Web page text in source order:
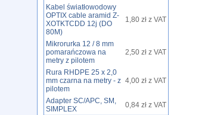
Kabel światłowodowy
OPTIX cable aramid Z-
XOTKTCDD 12j (DO
80M)
1,80 zł z VAT
Mikrorurka 12 / 8 mm
pomarańczowa na
metry z pilotem
2,50 zł z VAT
Rura RHDPE 25 x 2,0
mm czarna na metry - z
pilotem
4,00 zł z VAT
Adapter SC/APC, SM,
SIMPLEX
0,84 zł z VAT